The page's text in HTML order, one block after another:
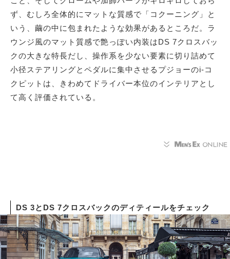
ず、むしろ全体的にマットな質感で「コクーニング」と
いう、繭の中に包まれたような効果があるところだ。ラ
ウンジ風のマット質感で艶っぽい内装はDS 7クロスバッ
クの大きな特長だし、操作系を少ない要素に切り詰めて
小径ステアリングとペダルに集中させるプジョーのi-コ
クピットは、きわめてドライバー本位のインテリアとし
て高く評価されている。
DS 3とDS 7クロスバックのディティールをチェック